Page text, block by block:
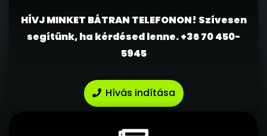
HÍVJ MINKET BÁTRAN TELEFONON! Szívesen
segítünk, ha kérdésed lenne.+36 70 450-
5945
Hívás indítása